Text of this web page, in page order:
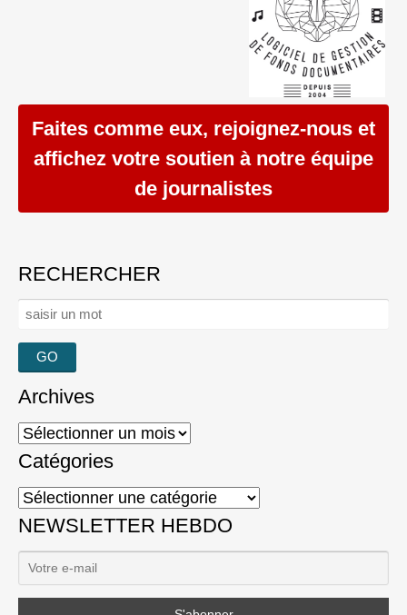
Faites comme eux, rejoignez-nous et
affichez votre soutien à notre équipe
de journalistes
RECHERCHER
Rechercher :
Archives
Archives
Catégories
Catégories
NEWSLETTER HEBDO